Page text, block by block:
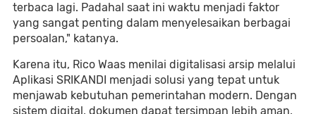
terbaca lagi. Padahal saat ini waktu menjadi faktor
yang sangat penting dalam menyelesaikan berbagai
persoalan," katanya.
Karena itu, Rico Waas menilai digitalisasi arsip melalui
Aplikasi SRIKANDI menjadi solusi yang tepat untuk
menjawab kebutuhan pemerintahan modern. Dengan
sistem digital, dokumen dapat tersimpan lebih aman,